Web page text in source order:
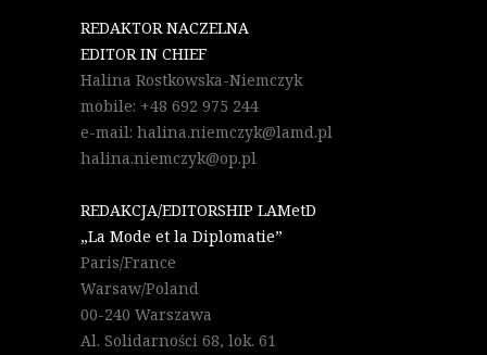
REDAKTOR NACZELNA
EDITOR IN CHIEF
Halina Rostkowska-Niemczyk
mobile: +48 692 975 244
e-mail: halina.niemczyk@lamd.pl
halina.niemczyk@op.pl
REDAKCJA/EDITORSHIP LAMetD
„La Mode et la Diplomatie”
Paris/France
Warsaw/Poland
00-240 Warszawa
Al. Solidarności 68, lok. 61